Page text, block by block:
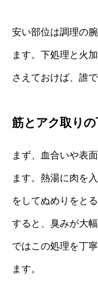
安い部位は調理の
ます。下処理と火
さえておけば、誰
筋とアク取り
まず、血合いや表
ます。熱湯に肉を
をしてぬめりをと
すると、臭みが大
ではこの処理を丁
ます。